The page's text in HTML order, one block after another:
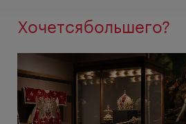
Хочетсябольшего?